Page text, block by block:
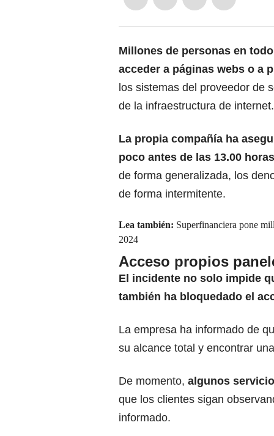
Millones de personas en
acceder a páginas webs o a
los sistemas del proveedor de
de la infraestructura de internet.
La propia compañía ha
poco antes de las 13.00
de forma generalizada, los
de forma intermitente.
Lea también: Superfinanciera pone
2024
Acceso propios
El incidente no solo impide
también ha bloquedado el
La empresa ha informado de
su alcance total y encontrar
De momento, algunos
que los clientes sigan
informado.